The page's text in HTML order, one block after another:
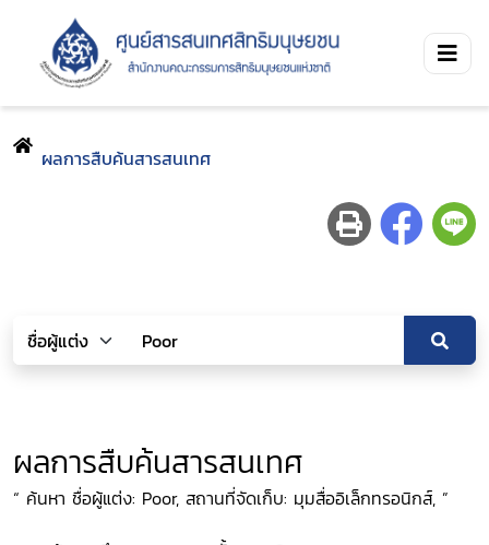
ผลการสืบค้นสารสนเทศ
ผลการสืบค้นสารสนเทศ
“ ค้นหา ชื่อผู้แต่ง: Poor, สถานที่จัดเก็บ: มุมสื่ออิเล็กทรอนิกส์, ”